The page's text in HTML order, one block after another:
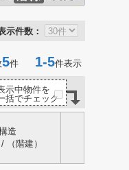
示件数：
5件 1-5件表示
示中物件を
括でチェック
造
（階建）